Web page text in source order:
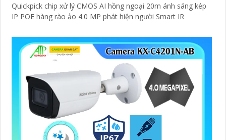
Quickpick chip xử lý CMOS AI hồng ngoại 20m ánh sáng kép
IP POE hàng rào ảo 4.0 MP phát hiện người Smart IR